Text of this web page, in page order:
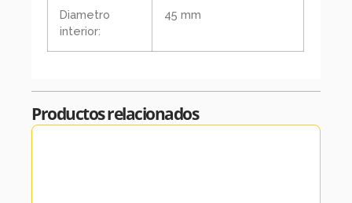
Diametro
interior:
45 mm
Productos relacionados